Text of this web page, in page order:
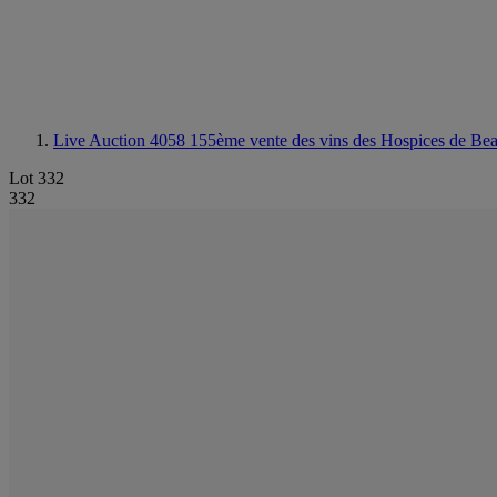
Live Auction 4058 155ème vente des vins des Hospices de
Lot 332
332